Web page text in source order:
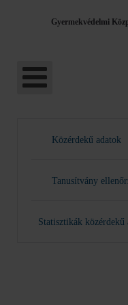
Gyermekvédelmi
Közérdekű adatok
Tanusítvány
Statisztikák közérdekű